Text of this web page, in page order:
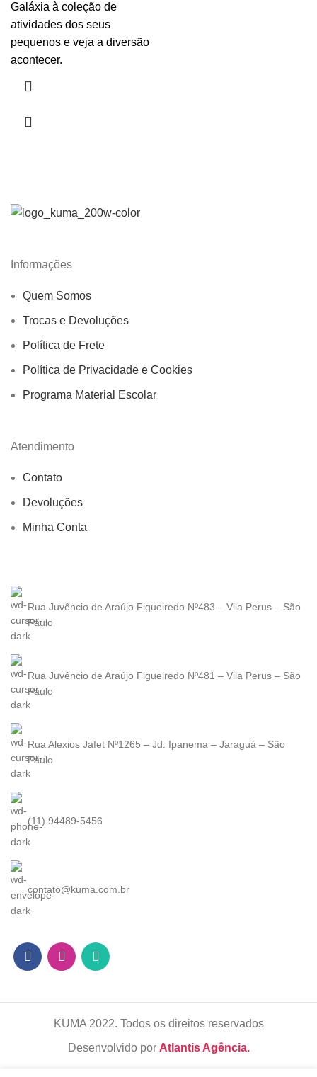
Galáxia à coleção de
atividades dos seus
pequenos e veja a diversão
acontecer.
Informações
Quem Somos
Trocas e Devoluções
Política de Frete
Política de Privacidade e Cookies
Programa Material Escolar
Atendimento
Contato
Devoluções
Minha Conta
Rua Juvêncio de Araújo Figueiredo Nº483 – Vila Perus – São
Paulo
Rua Juvêncio de Araújo Figueiredo Nº481 – Vila Perus – São
Paulo
Rua Alexios Jafet Nº1265 – Jd. Ipanema – Jaraguá – São
Paulo
(11) 94489-5456
contato@kuma.com.br
KUMA 2022. Todos os direitos reservados
Desenvolvido por Atlantis Agência.